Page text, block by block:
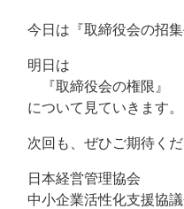
今日は『取締役会の招集
明日は
『取締役会の権限』
について見ていきます。
次回も、ぜひご期待くだ
日本経営管理協会
中小企業活性化支援協